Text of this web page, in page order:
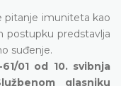
pitanje imuniteta kao
postupku predstavlja
suđenje.
01 od 10. svibnja
glasniku